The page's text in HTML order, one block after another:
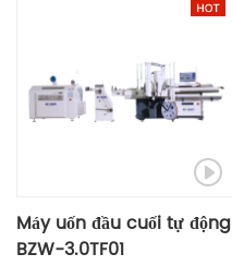
Máy uốn đầu cuối tự động
BZW-3.0TF01